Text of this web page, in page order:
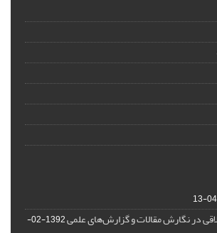
در نگارش مقالات و گزارش‌‌های علمی
1392-02-